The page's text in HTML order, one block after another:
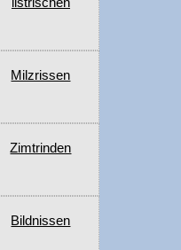
Milzrissen
Zimtrinden
Bildnissen